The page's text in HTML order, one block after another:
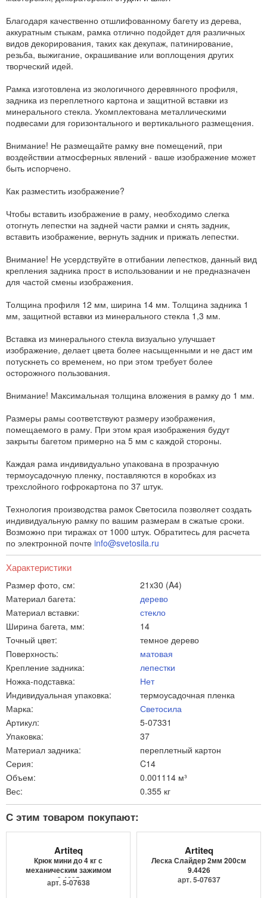
Благодаря качественно отшлифованному багету из дерева,
аккуратным стыкам, рамка отлично подойдет для различных
видов декорирования, таких как декупаж, патинирование,
резьба, выжигание, окрашивание или воплощения других
творческий идей.
Рамка изготовлена из экологичного деревянного профиля,
задника из переплетного картона и защитной вставки из
минерального стекла. Укомплектована металлическими
подвесами для горизонтального и вертикального размещения.
Внимание! Не размещайте рамку вне помещений, при
воздействии атмосферных явлений - ваше изображение может
быть испорчено.
Как разместить изображение?
Чтобы вставить изображение в раму, необходимо слегка
отогнуть лепестки на задней части рамки и снять задник,
вставить изображение, вернуть задник и прижать лепестки.
Внимание! Не усердствуйте в отгибании лепестков, данный вид
крепления задника прост в использовании и не предназначен
для частой смены изображения.
Толщина профиля 12 мм, ширина 14 мм. Толщина задника 1
мм, защитной вставки из минерального стекла 1,3 мм.
Вставка из минерального стекла визуально улучшает
изображение, делает цвета более насыщенными и не даст им
потускнеть со временем, но при этом требует более
осторожного пользования.
Внимание! Максимальная толщина вложения в рамку до 1 мм.
Размеры рамы соответствуют размеру изображения,
помещаемого в раму. При этом края изображения будут
закрыты багетом примерно на 5 мм с каждой стороны.
Каждая рама индивидуально упакована в прозрачную
термоусадочную пленку, поставляются в коробках из
трехслойного гофрокартона по 37 штук.
Технология производства рамок Светосила позволяет создать
индивидуальную рамку по вашим размерам в сжатые сроки.
Возможно при тиражах от 1000 штук. Обратитесь для расчета
по электронной почте info@svetosila.ru
Характеристики
Размер фото, см:
21x30 (A4)
Материал багета:
дерево
Материал вставки:
стекло
Ширина багета, мм:
14
Точный цвет:
темное дерево
Поверхность:
матовая
Крепление задника:
лепестки
Ножка-подставка:
Нет
Индивидуальная упаковка:
термоусадочная пленка
Марка:
Светосила
Артикул:
5-07331
Упаковка:
37
Материал задника:
переплетный картон
Серия:
C14
Объем:
0.001114 м³
Вес:
0.355 кг
С этим товаром покупают:
Artiteq
Крюк мини до 4 кг с
механическим зажимом
9.4205
арт. 5-07638
Artiteq
Леска Слайдер 2мм 200см
9.4426
арт. 5-07637